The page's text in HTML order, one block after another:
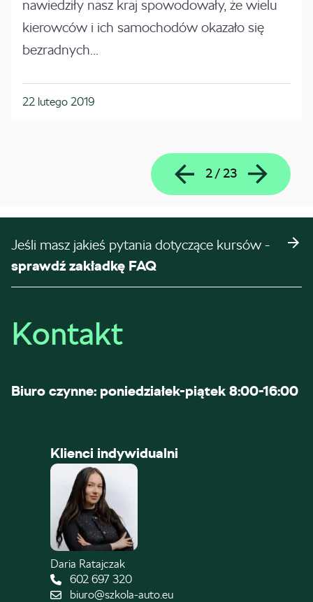
nawiedziły nasz kraj spowodowały, że wielu
kierowców i ich samochodów okazało się
bezradnych...
22 lutego 2019
2/ 23
Jeśli masz jakieś pytania dotyczące kursów -
sprawdź zakładkę FAQ
Kontakt
Biuro czynne: poniedziałek-piątek 8:00-16:00
Klienci indywidualni
Daria Ratajczak
602 697 320
biuro@szkola-auto.eu